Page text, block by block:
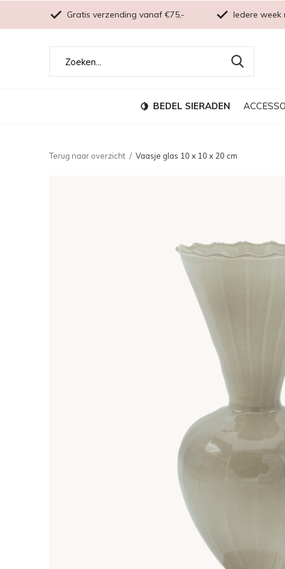
BEDEL SIERADEN
Gratis verzending vanaf €75,- Iedere week
Terug naar overzicht Vaasje glas 10 x 10 x 20 cm